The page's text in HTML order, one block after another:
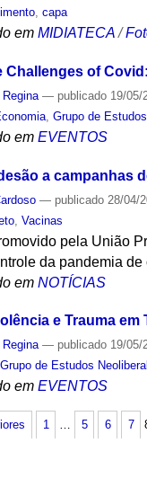
,capa
em MIDIATECA /
Challenges of
— publicado 19/
,Grupo de
em EVENTOS
a campanhas
— publicado 28/04/
,Vacinas
pela União
da pandemia de
em NOTÍCIAS
e Trauma
Regina — publicado 19/
Grupo de Estudos
em EVENTOS
1 5 6 7